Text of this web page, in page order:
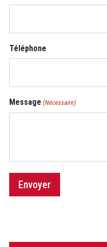
Téléphone
Message (Nécessaire)
Envoyer